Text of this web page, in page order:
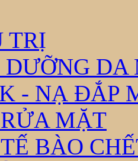
TRỊ
DA
- NẠ ĐẮP
MẶT
BÀO